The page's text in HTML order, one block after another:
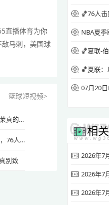
直播体育为你
马刺，美国球
篮球短视频>
舒姆珀特回忆2016总决赛：库里场上叫我碧池，克莱真的准备要揍我
乔·约翰逊越聊越上头，直接说要下注：恩比德健康，76人就能夺冠
别致
NBA夏
🏀夏联
07月20
相
2026年7
2026年7
2026年7